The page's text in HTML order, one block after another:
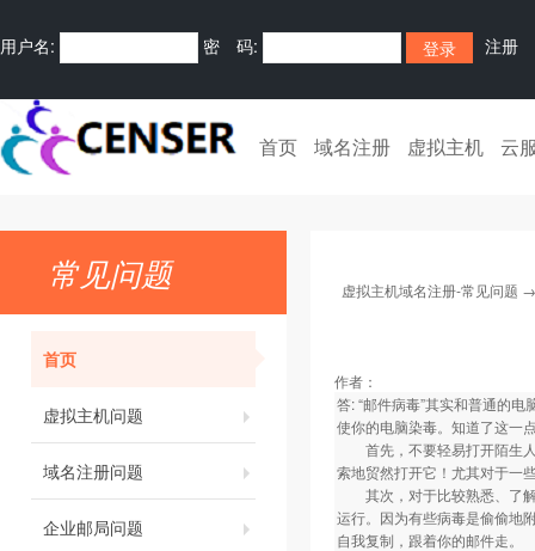
用户名: 密 码: 注册
首页 域名注册 虚拟主机 云
常见问题
首页
虚拟主机问题
域名注册问题
企业邮局问题
虚拟主机域名注册-常见问题
作者：
答: “邮件病毒”其实和普通的
使你的电脑染毒。知道了这一
首先，不要轻易打开陌生人
索地贸然打开它！尤其对于一
其次，对于比较熟悉、了解
运行。因为有些病毒是偷偷地
自我复制，跟着你的邮件走。